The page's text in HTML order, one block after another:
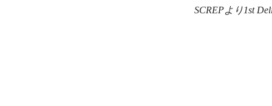
SCREPより1st